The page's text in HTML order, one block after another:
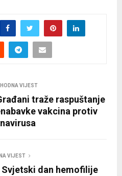
VIJEST
traže raspuštanje
vakcina protiv
VIJEST
Svjetski dan hemofilije